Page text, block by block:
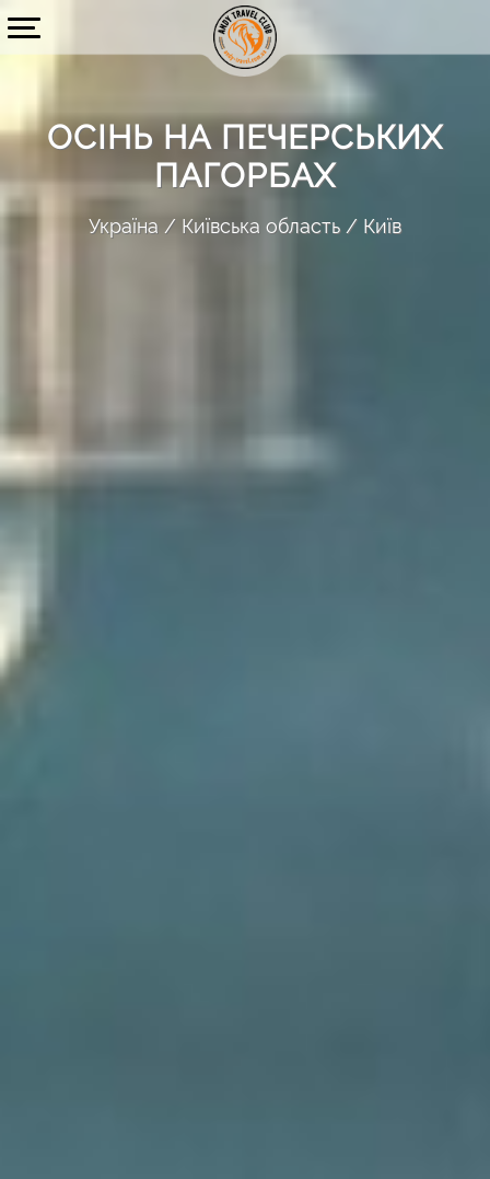
ОСІНЬ НА ПЕЧЕРСЬКИХ
ПАГОРБАХ
Україна Київська область Київ